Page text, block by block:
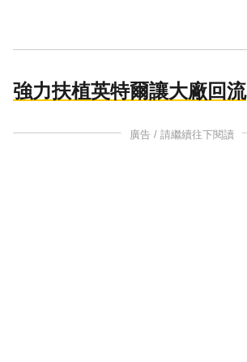
強力扶植英特爾讓大廠回流
廣告 / 請繼續往下閱讀